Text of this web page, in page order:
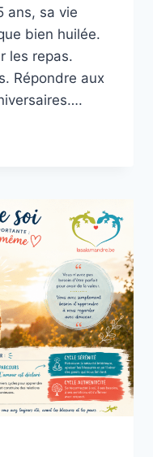
ans, sa vie
bien huilée.
les repas.
Répondre aux